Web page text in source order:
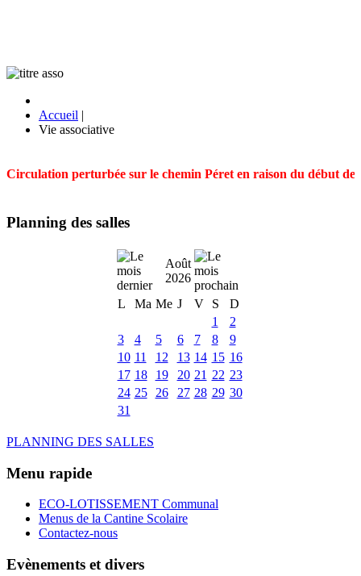
Accueil |
Vie associative
Circulation perturbée sur le chemin Péret en raison du début
Planning des salles
Août
2026
L
Ma Me J V S
D
1
2
3
4 5 6 7 8
9
10 11 12 13 14 15 16
17 18 19 20 21 22 23
24 25 26 27 28 29 30
31
PLANNING DES SALLES
Menu rapide
ECO-LOTISSEMENT Communal
Menus de la Cantine Scolaire
Contactez-nous
Evènements et divers